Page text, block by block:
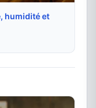
humidité et